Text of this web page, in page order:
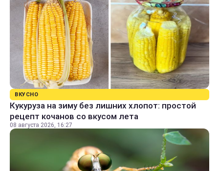
ВКУСНО
Кукуруза на зиму без лишних хлопот: простой
рецепт кочанов со вкусом лета
08 августа 2026, 16:27